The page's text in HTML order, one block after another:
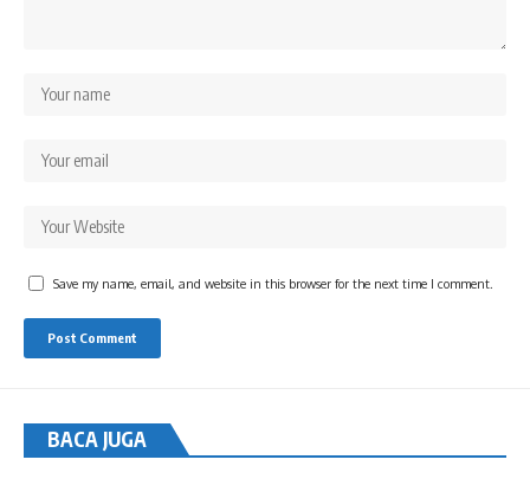
Save my name, email, and website in this browser for the next time I comment.
BACA JUGA